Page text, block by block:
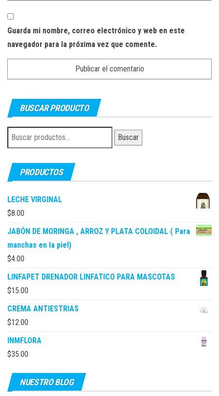
Guarda mi nombre, correo electrónico y web en este
navegador para la próxima vez que comente.
BUSCAR PRODUCTO
Buscar
por:
Buscar
PRODUCTOS
LECHE VIRGINAL
$8.00
JABÓN DE MORINGA , ARROZ Y PLATA COLOIDAL ( Para
manchas en la piel)
$4.00
LINFAPET DRENADOR LINFATICO PARA MASCOTAS
$15.00
CREMA ANTIESTRIAS
$12.00
INMFLORA
$35.00
NUESTRO BLOG